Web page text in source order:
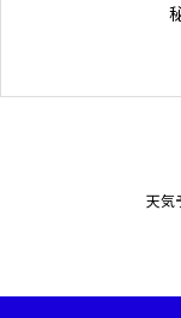
天気